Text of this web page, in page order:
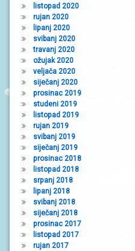
listopad 2020
rujan 2020
lipanj 2020
svibanj 2020
travanj 2020
ožujak 2020
veljača 2020
siječanj 2020
prosinac 2019
studeni 2019
listopad 2019
rujan 2019
svibanj 2019
siječanj 2019
prosinac 2018
listopad 2018
srpanj 2018
lipanj 2018
svibanj 2018
siječanj 2018
prosinac 2017
listopad 2017
rujan 2017